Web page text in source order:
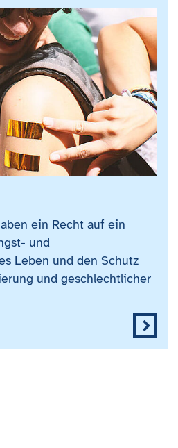
ein Recht auf ein
und
Leben und den Schutz
und geschlechtlicher